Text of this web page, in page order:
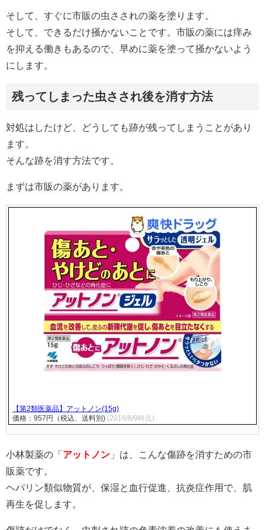
そして、すぐに市販の虫さされの薬を塗ります。
そして、できるだけ掻かないことです。市販の薬には痒み
を抑える働きもあるので、早めに薬を塗って掻かないよう
にします。
残ってしまった虫さされ後を消す方法
対処はしたけど、どうしても跡が残ってしまうことがあり
ます。
そんな跡を消す方法です。
まずは市販の薬があります。
【第2類医薬品】アットノン(15g)
価格：957円（税込、送料別) (2016/8/9時点)
小林製薬の「 アットノン 」は、こんな傷跡を消すための市
販薬です。
ヘパリン類似物質が、保湿と血行促進、抗炎症作用で、肌
再生を促します。